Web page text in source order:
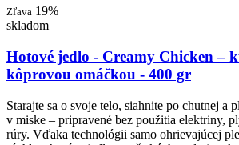
Zľava 19%
skladom
Hotové jedlo - Creamy Chicken –
kôprovou omáčkou - 400 gr
Starajte sa o svoje telo, siahnite po chutnej a
v miske – pripravené bez použitia elektriny,
rúry. Vďaka technológii samo ohrievajúcej